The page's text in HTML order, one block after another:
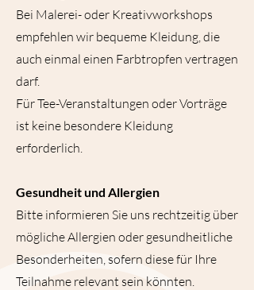
Bei Malerei- oder Kreativworkshops
empfehlen wir bequeme Kleidung, die
auch einmal einen Farbtropfen vertragen
darf.
Für Tee-Veranstaltungen oder Vorträge
ist keine besondere Kleidung
erforderlich.
Gesundheit und Allergien
Bitte informieren Sie uns rechtzeitig über
mögliche Allergien oder gesundheitliche
Besonderheiten, sofern diese für Ihre
Teilnahme relevant sein könnten.